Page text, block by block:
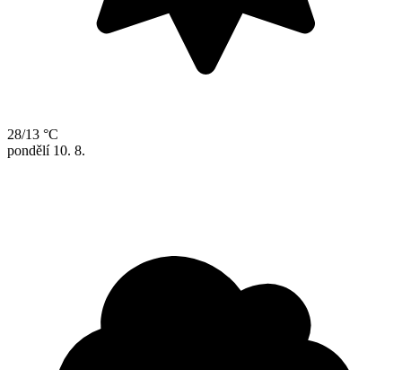
28/13 °C
pondělí 10. 8.